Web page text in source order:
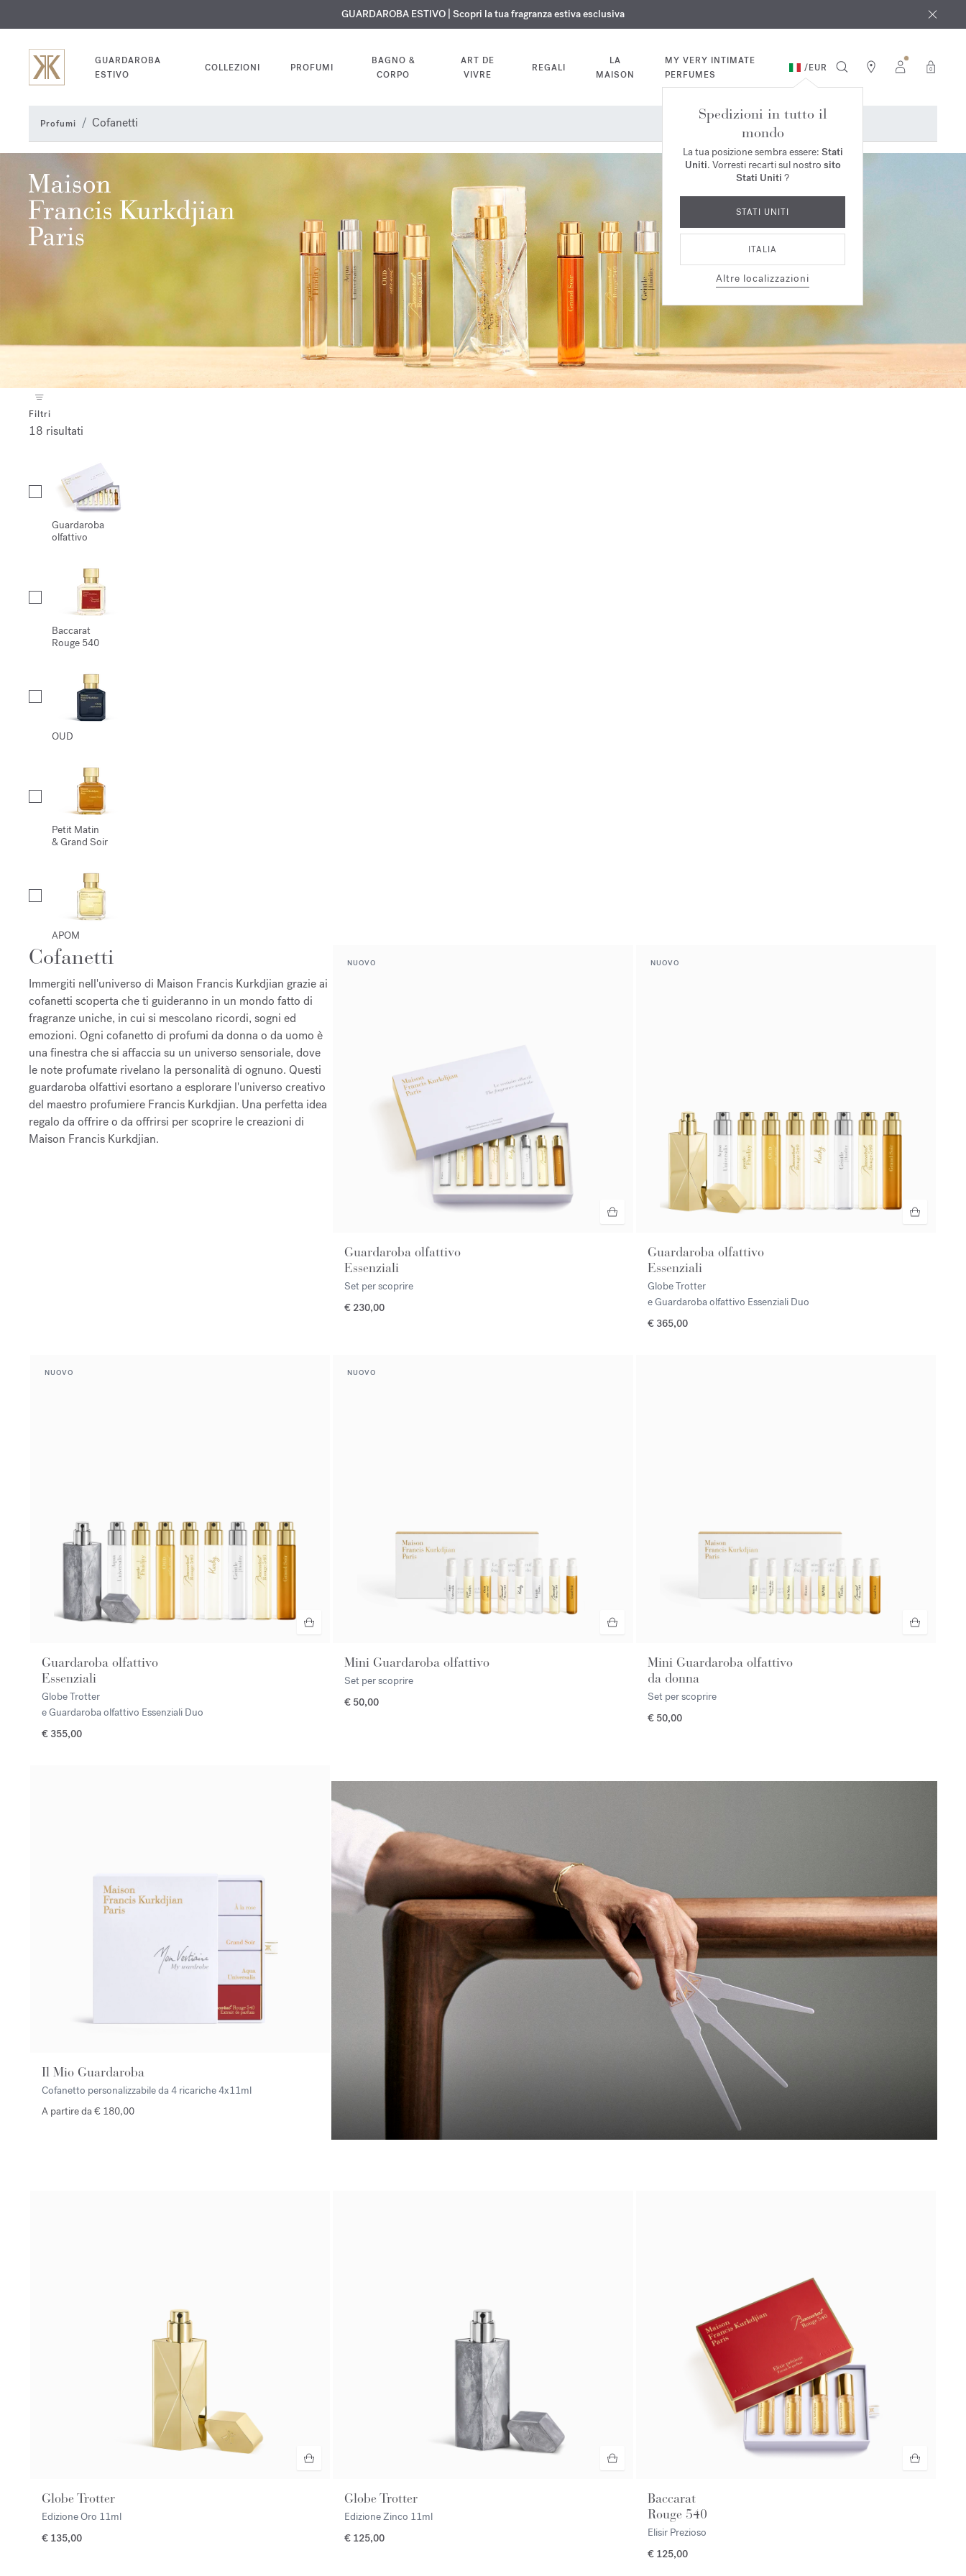
ESCLUSIVO | Scopri la nuova fragranza OUDvelvet moodnel tuo ordine*
INCISIONE GRATUITA | Su tutte le fragranze e gli oli per il corpo fino al 9 agosto
GUARDAROBA ESTIVO | Scopri la tua fragranza estiva esclusiva
GUARDAROBA
ESTIVO
COLLEZIONI PROFUMI
BAGNO &
CORPO
ART DE
VIVRE
REGALI
LA
MAISON
MY VERY INTIMATE
PERFUMES
/EUR 0
Spedizioni in tutto il
mondo
La tua posizione sembra essere: Stati
Uniti. Vorresti recarti sul nostro sito
Stati Uniti ?
STATI UNITI
ITALIA
Altre localizzazioni
Profumi Cofanetti
Filtri
18 risultati
Guardaroba
olfattivo
Baccarat
Rouge 540
OUD
Petit Matin
& Grand Soir
APOM
Cofanetti
Immergiti nell'universo di Maison Francis Kurkdjian grazie ai
cofanetti scoperta che ti guideranno in un mondo fatto di
fragranze uniche, in cui si mescolano ricordi, sogni ed
emozioni. Ogni cofanetto di profumi da donna o da uomo è
una finestra che si affaccia su un universo sensoriale, dove
le note profumate rivelano la personalità di ognuno. Questi
guardaroba olfattivi esortano a esplorare l'universo creativo
del maestro profumiere Francis Kurkdjian. Una perfetta idea
regalo da offrire o da offrirsi per scoprire le creazioni di
Maison Francis Kurkdjian.​
NUOVO
Guardaroba olfattivo
Essenziali
Set per scoprire
€ 230,00
NUOVO
Guardaroba olfattivo
Essenziali
Globe Trotter
e Guardaroba olfattivo Essenziali Duo
€ 365,00
NUOVO
Guardaroba olfattivo
Essenziali
Globe Trotter
e Guardaroba olfattivo Essenziali Duo
€ 355,00
NUOVO
Mini Guardaroba olfattivo
Set per scoprire
€ 50,00
Mini Guardaroba olfattivo
da donna
Set per scoprire
€ 50,00
Il Mio Guardaroba
Cofanetto personalizzabile da 4 ricariche4x11ml
A partire da € 180,00
<p><span style="color:#ffffff;">Fissa un appuntamento in negozio</span></p>
Globe Trotter
Edizione Oro 11ml
€ 135,00
Globe Trotter
Edizione Zinco 11ml
€ 125,00
Baccarat
Rouge 540
Elisir Prezioso
€ 125,00